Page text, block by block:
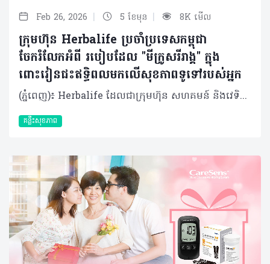
Feb 26, 2026 | 5 ខែមុន | 8K មើល
ក្រុមហ៊ុន Herbalife ប្រចាំប្រទេសកម្ពុជា
ចែករំលែកអំពី របៀបដែល "មីក្រូសរីរាង្គ" ក្នុង
ពោះវៀនជះឥទ្ធិពលមកលើសុខភាពទូទៅរបស់អ្នក
(ភ្នំពេញ)៖ Herbalife ដែលជាក្រុមហ៊ុន សហគមន៍ និងវេទិកាភ្ជាប់ទំនាក់ទំនងលំដាប់ថ្នាក់ពិភពលោក ផ្នែកសុខភាព និងសុខុមាលភាពបានចែករំលែកអំពីរបៀបដែល "មីក្រូសរីរាង្គ" ក្នុងពោះវៀនជះឥទ្ធិពលមកលើសុខភាពទូទៅរបស់យើង ។ មានមនុស្សតិចណាស់ដែលដឹងថា រាងកាយរបស់យើងមិនមែនផ្សំឡើងទាំងស្រុងដោយកោសិកាតែម្យ៉ាងនោះទេ។ មីក្រូសរីរាង្គរាប់លានរស់នៅក្នុងពោះវៀនរបស់យើង ហើយចំនួនរបស់ពួកវា លើសពីចំនួនសរុបនៃកោសិកាផ្ទាល់ខ្លួនរបស់យើងទៅទៀត។ ប្រព័ន្ធអេកូឡូស៊ីខ្នាតតូចនេះ ដែលមានបាក់តេរី វីរុស មេរោគផ្សិត និងប្រូតូហ្សូអា ត្រូវបានអ្នកវិទ្យាសាស្ត្រហៅថា "ហ្សែនទីពីរ" ហើយវាជះឥទ្ធិពលយ៉ាងស្ងប់ស្ងាត់ដល់ការរំលាយអាហារ ប្រព័ន្ធភាពស៊ាំ អារម្មណ៍ និងសូម្បីតែមុខងារនៃការយល់ដឹងរបស់យើង។ បាក់តេរីក្នុងពោះវៀន (Gut microbiota) មិនមែនគ្រាន់តែជា "អ្នកដំណើរឆ្លងកាត់" ធម្មតានោះទេ ប៉ុន្តែគឺជាដៃគូរួមរស់ដែលបានវិវត្តន៍មកជាមួយមនុស្សអស់រាប់លានឆ្នាំមកហើយ។ នៅក្នុងពោះវៀនរបស់មនុស្សពេញវ័យដែលមានសុខភាពល្អ មានបាក់តេរីច្រើនជាង ១,០០០ ប្រភេទ ដែលមានទម្ងន់សរុបពី ១ ទៅ ២ គីឡូក្រាម ដែលស្មើនឹងទម្ងន់នៃថ្លើមមួយ។ មីក្រូសរីរាង្គទាំងនេះមានអន្តរកម្មជាមួយយើងតាមបណ្តាញដ៏ស្មុគស្មាញ៖ • ពួកវាជួយបំបែកជាតិសរសៃដែលពិបាករំលាយ និងបង្កើតអាស៊ីតខ្លាញ់ខ្សែខ្លី (ដូចជា Butyrate) ដើម្បីផ្តល់ថាមពលដល់កោសិកាពោះវៀន។ • សំយោគសារធាតុចិញ្ចឹម វីតាមីន K និងវីតាមីនក្រុម B។ • បង្ហាត់ប្រព័ន្ធភាពស៊ាំរបស់យើងឱ្យចេះបែងចែករវាងមិត្តនិងសត្រូវ។ • ចូលរួមក្នុងកិច្ចការគ្រប់គ្រងការរំលាយអាហារ (Metabolism) និងការឆ្លើយតបនឹងការរលាក។ ក្នុងរយៈពេលប៉ុន្មានឆ្នាំចុងក្រោយនេះ អ្នកវិទ្យាសាស្ត្របានរកឃើញថា ឥទ្ធិពលនៃបាក់តេរីក្នុងពោះវៀនមានវិសាលភាពលើសពីប្រព័ន្ធរំលាយអាហារទៅទៀត។ តាមរយៈ "Gut-brain axis" ប្រព័ន្ធទំនាក់ទំនងទ្វេទិសនេះអនុញ្ញាតឱ្យមីក្រូសរីរាង្គផលិតសារធាតុសរសៃប្រសាទដូចជា serotonin (ប្រហែល ៩០% ត្រូវបានផលិតនៅក្នុងពោះវៀន), dopamine និង GABA ដែលជះឥទ្ធិពលដោយផ្ទាល់ដល់ការឆ្លើយតបនៃអារម្មណ៍ និងភាពតានតឹង។ ការសិក្សាមួយដែលបានចុះផ្សាយក្នុងទស្សនាវដ្តី Nature Microbiology បានផ្សារភ្ជាប់សមាសភាពជាក់លាក់នៃពោះវៀនទៅនឹងហានិភ័យនៃជំងឺធ្លាក់ទឹកចិត្ត។ ការសិក្សាមួយទៀតក៏បានរកឃើញថា បាក់តេរីក្នុងពោះវៀនរបស់អ្នកជំងឺ Parkinson មានភាពខុសគ្នាខ្លាំងពីមនុស្សដែលមានសុខភាពល្អ ដែលនេះបង្ហាញថាពោះវៀនអាចជាចំណុចចាប់ផ្តើមមួយនៃជំងឺប្រព័ន្ធសរសៃប្រសាទនេះ។ ទោះជាយ៉ាងណាក៏ដោយ ប្រព័ន្ធអេកូឡូស៊ីដ៏តូចឆ្មានេះគឺងាយរងគ្រោះណាស់។មានកត្តាជាច្រើនដែលរបៀបរស់នៅក្នុងសម័យទំនើបនេះអាចបណ្តាលឱ្យមានអតុល្យភាពបាក់តេរី (ហៅតាមវេជ្ជសាស្ត្រថា Dysbiosis)៖ • របបអាហារ៖ របបអាហារបែបលោកខាងលិចដែលមានជាតិស្ករ និងខ្លាញ់ខ្ពស់ បានកាត់បន្ថយការទទួលទានជាតិសរសៃដែលចាំបាច់សម្រាប់បាក់តេរីមានប្រយោជន៍។ • ការប្រើប្រាស់ថ្នាំផ្សះហួសកម្រិត៖ ថ្នាំផ្សះដែលមានប្រសិទ្ធភាពខ្លាំងនិងទូលំទូលាយនឹងបោសសម្អាតមីក្រូសរីរាង្គយ៉ាងច្រើនដោយមិនរើសមុខនោះឡើយ។ • សម្ពាធផ្លូវចិត្តរ៉ាំរ៉ៃ៖ ស្ថានភាពស្ត្រេសបន្តបន្ទាប់ផ្លាស់ប្តូរការជ្រាបនៃពោះវៀន និងសមាសធាតុបាក់តេរី។ • ការគេងមិនគ្រប់គ្រាន់៖ រំខានដល់ចង្វាក់ជីវសាស្រ្ត (Circadian rhythm) និងប៉ះពាល់ដល់វដ្តមេតាប៉ូលីសនៃបាក់តេរី។ • ការធ្វើអនាម័យលើសកម្រិត៖ កាត់បន្ថយឱកាសសម្រាប់ការទាក់ទងជាមួយជាមួយមីក្រូសរីរាង្គចម្រុះដទៃទៀតនៅក្នុងបរិស្ថាន។ ផលប៉ះពាល់លើសុខភាព និងការថែទាំ អតុល្យភាពបាក់តេរី​ (Dysbiosis) នេះមានទំនាក់ទំនងយ៉ាងជិតស្និទ្ធជាមួយជំងឺជាច្រើន។ ជំងឺប្រព័ន្ធរំលាយអាហារដូចជា ជំងឺរលាកពោះវៀន និងរោគសញ្ញាពោះវៀនដែលងាយរងរំញោច (IBS) មានទំនាក់ទំនងនឹងការប្រែប្រួលបាក់តេរីជាក់លាក់។ មនុស្សដែលធាត់លើសទម្ងន់ជាទូទៅមានភាពចម្រុះនៃបាក់តេរីក្នុងពោះវៀនទាប ហើយផ្ទុយទៅវិញមានប្រសិទ្ធភាពក្នុងការស្រូបយកថាមពលខ្ពស់ជាង។ សូម្បីតែជំងឺប្រព័ន្ធភាពស៊ាំប្រឆាំងខ្លួនឯង ជំងឺអាលែហ្សី និងសូម្បីតែសុខភាពសរសៃឈាមបេះដូង ក៏អាចរងឥទ្ធិពលពីបាក់តេរីទាំងនេះដែរ ។ ដូច្នោះតើយើងគួរថែរក្សា "ប្រព័ន្ធអេកូឡូស៊ីដ៏តូចឆ្មា" នេះដោយរបៀបណា? 1. របបអាហារចម្រុះគឺជាមូលដ្ឋានគ្រឹះ៖ មីក្រូសរីរាង្គផ្សេងៗគ្នាចូលចិត្តអាហារខុសៗគ្នា ដូច្នេះភាពចម្រុះនៃរបបអាហារគឺជាគន្លឹះក្នុងការរក្សាភាពចម្រុះនៃបាក់តេរី។ បន្លែ ផ្លែឈើ គ្រាប់ធញ្ញជាតិ និងសណ្តែកដែលសម្បូរជាតិសរសៃគឺជា "ប្រេងឥន្ធនៈ" សម្រាប់បាក់តេរីមានប្រយោជន៍ ។ អាហារផ្អាប់ដូចជា យ៉ាអួ បន្លែផ្អាប់ និងតែ Kombucha សម្បូរទៅដោយប្រូបាយអូទិក (Probiotics) សកម្ម។ សារធាតុ Polyphenols (ដែលមានក្នុងផ្លែប៊ឺរី តែ និងសូកូឡាខ្មៅ) ក៏មានប្រសិទ្ធភាពជាប្រេបាយអូទិក (Prebiotics) ផងដែរដែលដើរតួជាស្បៀងសម្រាប់ជួយទ្រទ្រង់ដល់បាក់តេរីល្អៗដែលមានស្រាប់នៅក្នុងខ្លួន។ 2. ប្រើប្រាស់ថ្នាំផ្សះដោយឈ្លាសវៃ៖ អនុវត្តតាមការណែនាំរបស់គ្រូពេទ្យឱ្យបានពេញលេញ និងជៀសវាងការប្រើប្រាស់ដែលមិនចាំបាច់។ 3. គ្រប់គ្រងសម្ពាធផ្លូវចិត្ត និងការគេង៖ ការធ្វើសមាធិ ការហាត់ប្រាណបានទៀងទាត់ និងការរក្សាកាលវិភាគចូលដំណេកឱ្យទៀងទាត់ សុទ្ធតែជួយរក្សាសុខភាពពោះវៀនរបស់អ្នក។ 4. ធម្មជាតិ៖ ចេញទៅក្រៅផ្ទះខ្លះដើម្បីជួយឱ្យមានអន្តរកម្មរវាងអតិសុខមប្រាណចម្រុះក្នុងបរិស្ថាន ដែលអាចមានប្រយោជន៍ដល់​ការលូតលាស់នៃប្រព័ន្ធភាពស៊ាំ និងភាពចម្រុះនៃបាក់តេរីក្នុងខ្លួនយើងបាន។ ការប្រើប្រាស់អាហារបំប៉ន អាហារជួយចិញ្ចឹមប្រព័ន្ធអេកូឡូស៊ីខាងក្នុងខ្លួនរបស់យើង ក៏ប៉ុន្តែមនុស្សនៅក្នុងយុគសម័យថ្មីនេះ ជាទូទៅខ្វះការទទួលទានជាតិសរសៃ។ កត្តានានាដូចជាជីវិតដ៏មមាញឹក ប្រញ៉ាប់ប្រញាល់ របបអាហារគ្មានតុល្យភាព និងការថមថយនូវសកម្មភាពក្រៅផ្ទះ ធ្វើឱ្យរបបអាហារប្រចាំថ្ងៃតែមួយមុខពិបាកឆ្លើយតបទៅនឹងតម្រូវការរាងកាយជាក់ស្តែង។ អាហារបំប៉ន "ប្រូបាយអូទិក​ (Probiotic)" អាចចូលទៅក្នុងពោះវៀនដោយផ្ទាល់ដើម្បីបំពេញបន្ថែមបាក់តេរីមានប្រយោជន៍។ចំណែក "ប្រេបាយអូទិក (Prebiotics)" (ជាចម្បងគឺជាតិសរសៃរលាយ) គឺមានលក្ខណៈទូទៅជាង ដោយវាផ្តល់អាហារូបត្ថម្ភដល់បាក់តេរីមានប្រយោជន៍ដែលមានស្រាប់។ ទឹកប្រទាលកន្ទុយក្រពើជួយសម្រួលបរិស្ថានក្នុងក្នុងពោះវៀនៗ និងជួយជម្រុញការរីកលូតលាស់នៃប្រូបាយអូទិក។ ការរួមបញ្ចូលគ្នានេះរួមគ្នាបង្កើតបរិស្ថានអេកូឡូស៊ី ដែលកាន់តែអំណោយផលដល់ការលូតលាស់នៃមីក្រូសរីរាង្គចម្រុះ ដោយហេតុនេះបង្កើនតុល្យភាព និងភាពធន់នៃមីក្រូជីវសាស្ត្រពោះវៀន ដែលជះឥទ្ធិពលជាវិជ្ជមានដល់សុខភាព និងភាពស៊ាំទាំងមូល។ សរុបមក ស្នូលនៃសុខភាពពោះវៀនគឺសុខភាពរបស់បាក់តេរី ហើយការរក្សាតុល្យភាពនៃប្រព័ន្ធអេកូឡូស៊ីមីក្រូសរីរាង្គ គឺជាការវិនិយោគដ៏សំខាន់បំផុតមួយដែលយើងអាចធ្វើបានសម្រាប់សុខភាពខ្លួនឯង។ ការរក្សាបាក់តេរីក្នុងពោះវៀនឱ្យបានល្អ ស្មើរនឹងការស្រឡាញ់ខ្លួនឯង។ អំពីក្រុមហ៊ុន Herbalife ក្រុមហ៊ុន Herbalife (NYSE: HLF) គឺជាក្រុមហ៊ុនសុខភាព និងសុខុមាលភាពឈានមុខគេ និងជាសហគមន៍ដែលកំពុងផ្លាស់ប្តូរជីវិតរបស់មនុស្សជាមួយនឹងផលិតផលអាហារូបត្ថម្ភដ៏អស្ចារ្យ និងជាឱកាសអាជីវកម្មសម្រាប់អ្នកសមាជិកឯករាជ្យរបស់ខ្លួនចាប់តាំងពីឆ្នាំ 1980។ ក្រុមហ៊ុនផ្តល់ជូននូវផលិតផលដែលគាំទ្រដោយវិទ្យាសាស្រ្តដល់អ្នកប្រើប្រាស់នៅក្នុងទីផ្សារជាង 90។ តាមរយៈសមាជិកឯករាជ្យដែលផ្តល់ជូននូវការបណ្តុះបណ្តាលមួយទល់មួយ និងផ្តល់ការគាំទ្រសហគមន៍ដោយបំផុសគំនិតឱ្យអតិថិជនប្រកាន់ខ្ជាប់នូវរបៀបរស់នៅដែលមានភាពសកម្ម។
គន្លឹះសុខភាព